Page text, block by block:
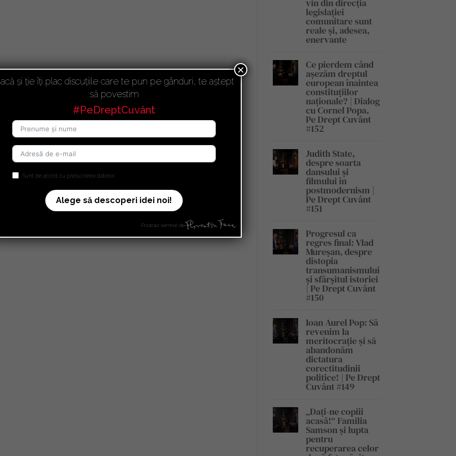
vin din direcția
legislației
comunitare sunt
reale și, adesea,
enervante
Ce pierdem când
așezăm dreptul
european înaintea
constituțiilor
naționale? | Dialog
cu Cornel Popa,
Pe Drept Cuvânt
#152
Judith State,
despre soarta
dansului și
filmului în
postmodernism |
Pe Drept Cuvânt
#151
Progresul ca
regres final: Vlad
Mureșan, despre
distopia
transumanismului
și sfârșitul istoriei
| Pe Drept Cuvânt
#150
Ioan Aurel Pop: Să
revenim la
meritocrație și să
abandonăm
dictatura
corectitudinii
politice! | Pe Drept
Cuvânt #149
„Dați-ne copiii
acasă!“ Familia
Samson și lupta
pentru
recuperarea celor
și ție îți plac discuțiile care te pun pe gânduri, te aștept
să povestim
#PeDreptCuvânt
Sunt de acord cu prelucrarea datelor.
Alege să descoperi idei noi!
Podcast semnat de
×